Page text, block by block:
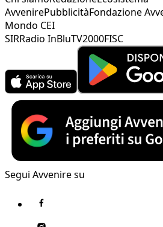
AvvenirePubblicitàFondazione
Mondo CEI
SIRRadio InBluTV2000FISC
Segui Avvenire su